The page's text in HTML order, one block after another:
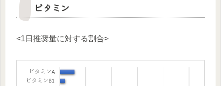
ビタミン
<1日推奨量に対する割合>